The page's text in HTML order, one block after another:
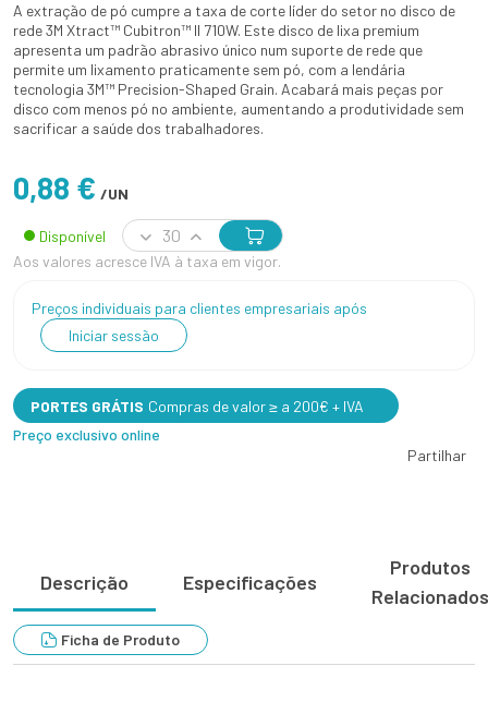
A extração de pó cumpre a taxa de corte líder do setor no disco de
rede 3M Xtract™ Cubitron™ II 710W. Este disco de lixa premium
apresenta um padrão abrasivo único num suporte de rede que
permite um lixamento praticamente sem pó, com a lendária
tecnologia 3M™ Precision-Shaped Grain. Acabará mais peças por
disco com menos pó no ambiente, aumentando a produtividade sem
sacrificar a saúde dos trabalhadores.
0,88 € /UN
Disponível
Aos valores acresce IVA à taxa em vigor.
Preços individuais para clientes empresariais após
Iniciar sessão
PORTES GRÁTIS Compras de valor ≥ a 200€ + IVA
Preço exclusivo online
Partilhar
Descrição Especificações
Produtos
Relacionados
Ficha de Produto